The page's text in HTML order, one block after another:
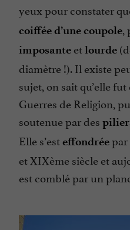
yeux pour constater
coiffée d’une coupole,
imposante etlourde
diamètre !). Il existe
sujet, on sait qu’elle
Guerres de Religion,
soutenue par des
Elle s’esteffondrée
et XIXème siècle et
est comblé par un